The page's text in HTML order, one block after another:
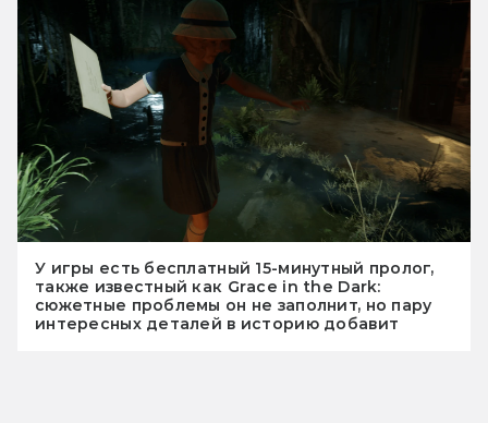
У игры есть бесплатный 15-минутный пролог,
также известный как Grace in the Dark:
сюжетные проблемы он не заполнит, но пару
интересных деталей в историю добавит